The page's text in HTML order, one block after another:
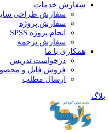
سفارش خدمات
سفارش طراحی سایت
سفارش پروژه
انجام پروژه SPSS
سفارش ترجمه
همکاری با ما
درخواست تدریس
فروش فایل و محصول
ارسال مطلب